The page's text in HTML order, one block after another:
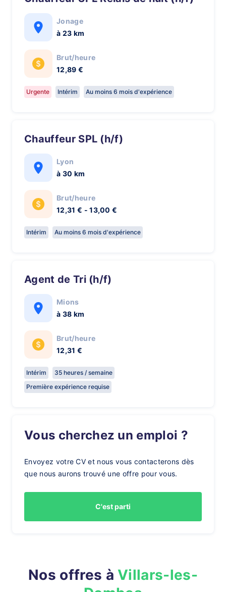
Jonage
à 23 km
Brut/heure
12,89 €
Urgente Intérim Au moins 6 mois d'expérience
Chauffeur SPL (h/f)
Lyon
à 30 km
Brut/heure
12,31 € - 13,00 €
Intérim Au moins 6 mois d'expérience
Agent de Tri (h/f)
Mions
à 38 km
Brut/heure
12,31 €
Intérim
35 heures / semaine
Première expérience requise
Vous cherchez un emploi ?
Envoyez votre CV et nous vous contacterons dès
que nous aurons trouvé une offre pour vous.
C'est parti
Nos offres à Villars-les-